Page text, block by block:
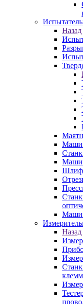
Назад
Назад
клемм